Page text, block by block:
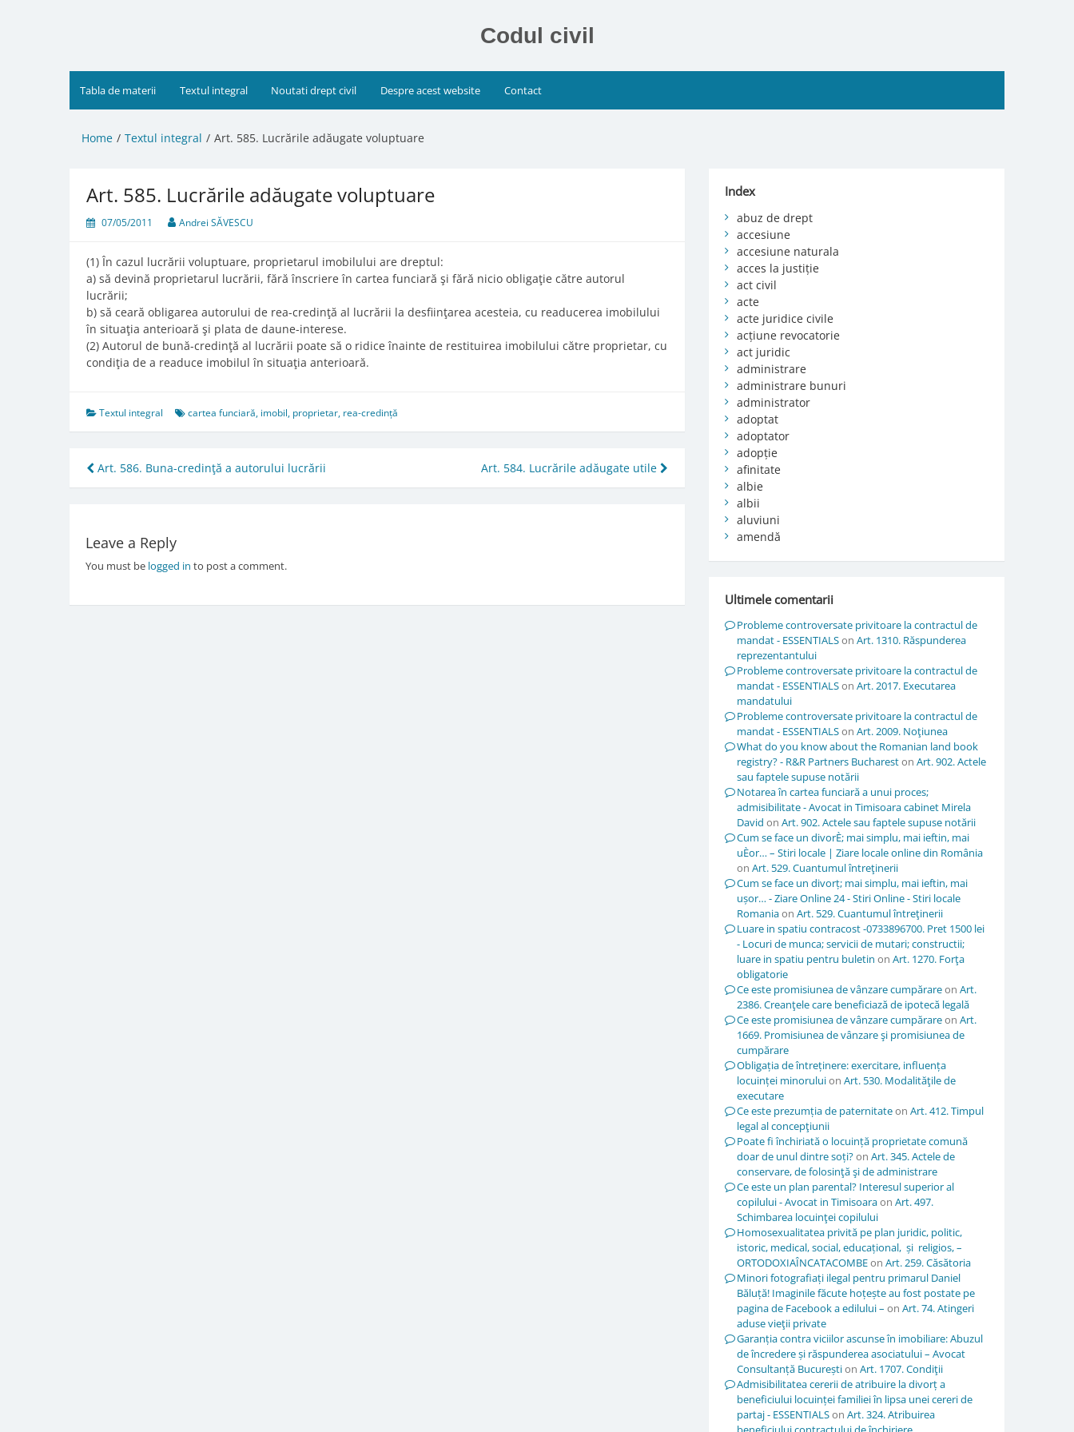
Codul civil
Tabla de materii Textul integral Noutati drept civil Despre acest website Contact
Home Textul integral Art. 585. Lucrările adăugate voluptuare
Art. 585. Lucrările adăugate voluptuare
07/05/2011 Andrei SĂVESCU
(1) În cazul lucrării voluptuare, proprietarul imobilului are dreptul:
a) să devină proprietarul lucrării, fără înscriere în cartea funciară şi fără nicio obligaţie către autorul
lucrării;
b) să ceară obligarea autorului de rea-credinţă al lucrării la desfiinţarea acesteia, cu readucerea imobilului
în situaţia anterioară şi plata de daune-interese.
(2) Autorul de bună-credinţă al lucrării poate să o ridice înainte de restituirea imobilului către proprietar, cu
condiţia de a readuce imobilul în situaţia anterioară.
Textul integral cartea funciară, imobil, proprietar, rea-credință
Post
navigation
Art. 586. Buna-credinţă a autorului lucrării Art. 584. Lucrările adăugate utile
Leave a Reply
You must be logged in to post a comment.
Index
abuz de drept
accesiune
accesiune naturala
acces la justiție
act civil
acte
acte juridice civile
acțiune revocatorie
act juridic
administrare
administrare bunuri
administrator
adoptat
adoptator
adopție
afinitate
albie
albii
aluviuni
amendă
Ultimele comentarii
Probleme controversate privitoare la contractul de
mandat - ESSENTIALSon Art. 1310. Răspunderea
reprezentantului
Probleme controversate privitoare la contractul de
mandat - ESSENTIALSon Art. 2017. Executarea
mandatului
Probleme controversate privitoare la contractul de
mandat - ESSENTIALSon Art. 2009. Noţiunea
What do you know about the Romanian land book
registry? - R&R Partners Buchareston Art. 902. Actele
sau faptele supuse notării
Notarea în cartea funciară a unui proces;
admisibilitate - Avocat in Timisoara cabinet Mirela
David on Art. 902. Actele sau faptele supuse notării
Cum se face un divorÈ; mai simplu, mai ieftin, mai
uÈor… – Stiri locale | Ziare locale online din România
on Art. 529. Cuantumul întreţinerii
Cum se face un divorț; mai simplu, mai ieftin, mai
ușor… - Ziare Online 24 - Stiri Online - Stiri locale
Romaniaon Art. 529. Cuantumul întreţinerii
Luare in spatiu contracost -0733896700. Pret 1500 lei
- Locuri de munca; servicii de mutari; constructii;
luare in spatiu pentru buletin on Art. 1270. Forţa
obligatorie
Ce este promisiunea de vânzare cumpărareon Art.
2386. Creanţele care beneficiază de ipotecă legală
Ce este promisiunea de vânzare cumpărareon Art.
1669. Promisiunea de vânzare şi promisiunea de
cumpărare
Obligația de întreținere: exercitare, influența
locuinței minoruluion Art. 530. Modalităţile de
executare
Ce este prezumția de paternitateon Art. 412. Timpul
legal al concepţiunii
Poate fi închiriată o locuință proprietate comună
doar de unul dintre soți?on Art. 345. Actele de
conservare, de folosinţă şi de administrare
Ce este un plan parental? Interesul superior al
copilului - Avocat in Timisoaraon Art. 497.
Schimbarea locuinţei copilului
Homosexualitatea privită pe plan juridic, politic,
istoric, medical, social, educațional, și religios, –
ORTODOXIAÎNCATACOMBEon Art. 259. Căsătoria
Minori fotografiați ilegal pentru primarul Daniel
Băluță! Imaginile făcute hoțește au fost postate pe
pagina de Facebook a edilului – on Art. 74. Atingeri
aduse vieţii private
Garanția contra viciilor ascunse în imobiliare: Abuzul
de încredere și răspunderea asociatului – Avocat
Consultanță Bucureștion Art. 1707. Condiţii
Admisibilitatea cererii de atribuire la divorț a
beneficiului locuinței familiei în lipsa unei cereri de
partaj - ESSENTIALSon Art. 324. Atribuirea